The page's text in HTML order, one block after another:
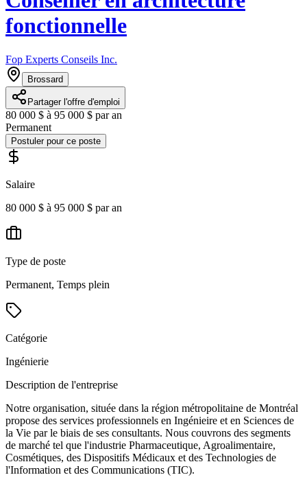
fonctionnelle
Fop Experts Conseils Inc.
Brossard
Partager l'offre d'emploi
80 000 $ à 95 000 $ par an
Permanent
Postuler pour ce poste
Salaire
80 000 $ à 95 000 $ par an
Type de poste
Permanent, Temps plein
Catégorie
Ingénierie
Description de l'entreprise
Notre organisation, située dans la région métropolitaine de Montréal
propose des services professionnels en Ingénieire et en Sciences de
la Vie par le biais de ses consultants. Nous couvrons des segments
de marché tel que l'industrie Pharmaceutique, Agroalimentaire,
Cosmétiques, des Dispositifs Médicaux et des Technologies de
l'Information et des Communications (TIC).